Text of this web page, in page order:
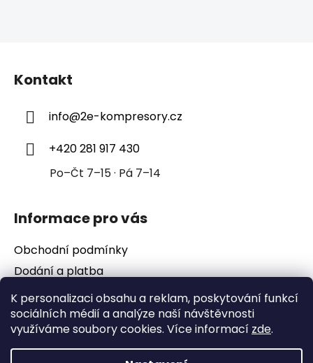
K personalizaci obsahu a reklam, poskytování funkcí
sociálních médií a analýze naší návštěvnosti
využíváme soubory cookies. Více informací zde.
Kontakt
info@2e-kompresory.cz
+420 281 917 430
Po–Čt 7–15 · Pá 7–14
Informace pro vás
Obchodní podmínky
Dodání a platba
Podmínky ochrany osobních údajů